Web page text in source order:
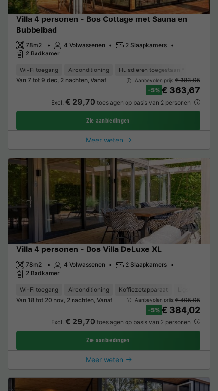
Villa 4 personen - Bos Cottage met Sauna en
Bubbelbad
78m2 4 Volwassenen
2 Slaapkamers
2 Badkamer
Wi-Fi toegang Airconditioning Huisdieren toegestaan *
Van 7 tot 9 dec, 2 nachten, Vanaf
Aanbevolen prijs:€ 383,05
-5% € 363,67
Excl. € 29,70 toeslagen op basis van 2 personen
Zie aanbiedingen
Meer weten
Villa 4 personen - Bos Villa DeLuxe XL
78m2 4 Volwassenen
2 Slaapkamers
2 Badkamer
Wi-Fi toegang Airconditioning Koffiezetapparaat
Van 18 tot 20 nov, 2 nachten, Vanaf
Aanbevolen prijs:€ 405,05
-5% € 384,02
Excl. € 29,70 toeslagen op basis van 2 personen
Zie aanbiedingen
Meer weten